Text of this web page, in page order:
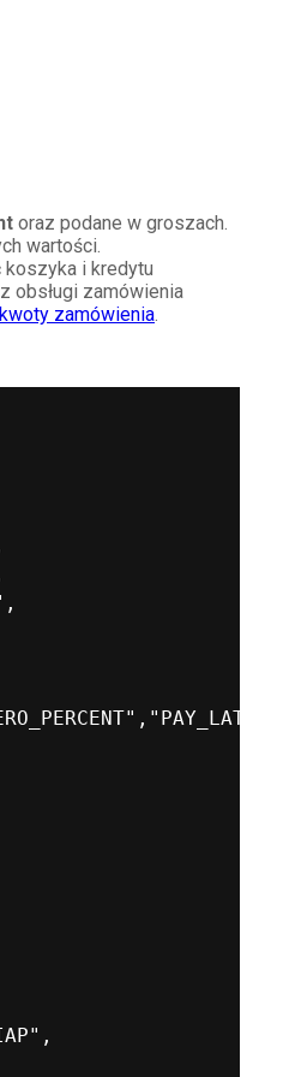
oraz podane w groszach.
wartości.
koszyka i kredytu
obsługi zamówienia
zamówienia.